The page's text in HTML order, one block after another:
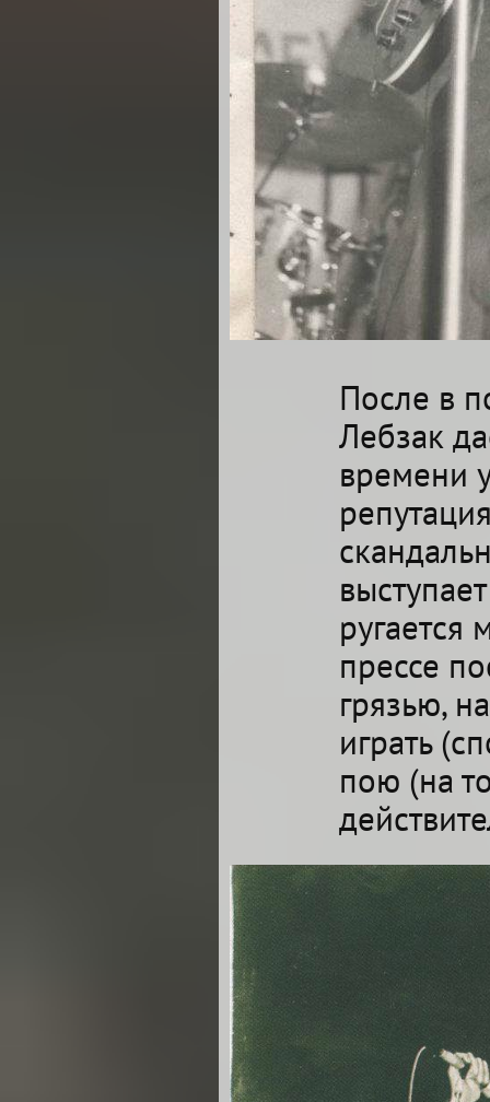
После в
Лебзак
времени
ругается
прессе
грязью,
играть
пою (на